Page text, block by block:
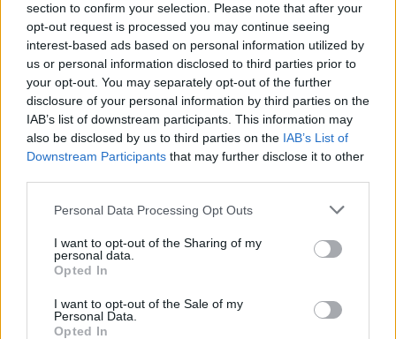
section to confirm your selection. Please note that after your
opt-out request is processed you may continue seeing
interest-based ads based on personal information utilized by
us or personal information disclosed to third parties prior to
your opt-out. You may separately opt-out of the further
disclosure of your personal information by third parties on the
IAB’s list of downstream participants. This information may
also be disclosed by us to third parties on the IAB’s List of
Downstream Participants that may further disclose it to other
Please note that this website/app uses one or more Google
not limited to your visit or usage behaviour. You may click to
grant or deny consent to Google and its third-party tags to
use your data for below specified purposes in below Google
consent section.
Personal Data Processing Opt Outs
I want to opt-out of the Sharing of my
personal data.
Opted In
I want to opt-out of the Sale of my
Personal Data.
Opted In
2026.08.07. Kiss Lajos
Szolnokon egy kulcsfontosságú körforgalmat
részlegesen lezárnak a napokban, a közlekedés az
átlagost is meghaladó mértékben lebénul
Az aszfalt olyan nagymértékben károsodott, hogy már
nemigen lehet tovább húzni a javítási munkálatokat, ezzel
viszont...